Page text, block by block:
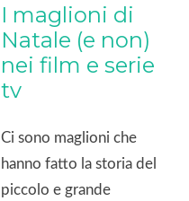
I maglioni di
Natale (e non)
nei film e serie
tv
Ci sono maglioni che
hanno fatto la storia del
piccolo e grande